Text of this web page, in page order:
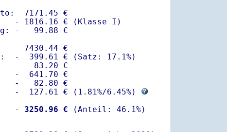
7171.45 €
- 1816.16 € (Klasse I)
-   99.88 €
7430.44 €
-  399.61 € (Satz: 17.1%)
-   83.20 €
-  641.70 €
-   82.80 €
-  127.61 € ( 1.81%/6.45%)
-
3250.96 €